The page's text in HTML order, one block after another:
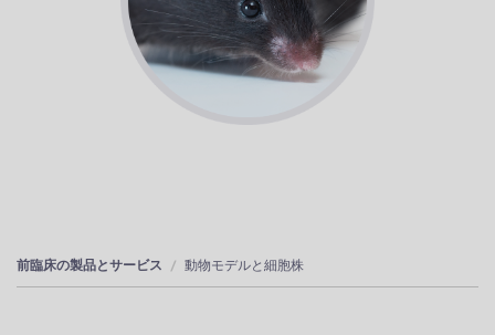
前臨床の製品とサービス 動物モデルと細胞株